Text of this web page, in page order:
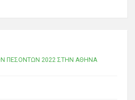
ΠΕΣΟΝΤΩΝ 2022 ΣΤΗΝ ΑΘΗΝΑ